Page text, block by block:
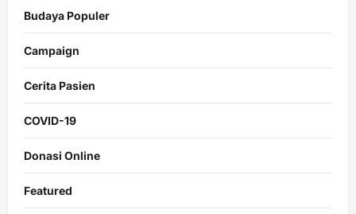
Budaya Populer
Campaign
Cerita Pasien
COVID-19
Donasi Online
Featured